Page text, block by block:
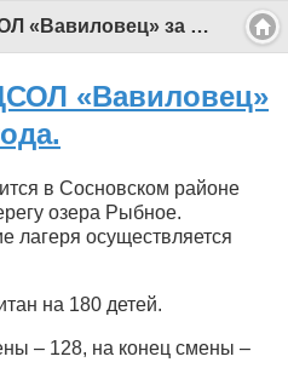
Отчет о работе ДСОЛ «Вавиловец» за 4 смену 2017 года. - Профессиональный педагог
«Вавиловец»
в Сосновском районе
озера Рыбное.
лагеря осуществляется
на 180 детей.
– 128, на конец смены –